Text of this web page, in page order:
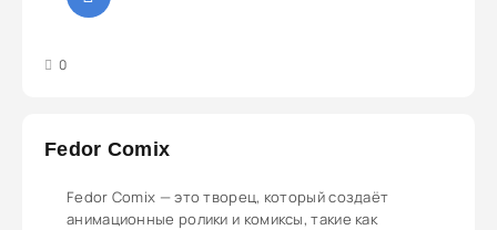
0
Fedor Comix
Fedor Comix — это творец, который создаёт
анимационные ролики и комиксы, такие как